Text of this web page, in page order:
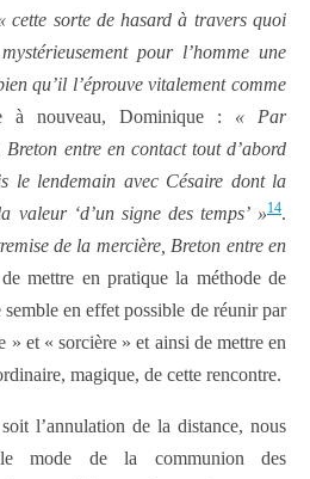
cette sorte de hasard à travers quoi
pour l’homme une
qu’il l’éprouve vitalement comme
nouveau, Dominique : « Par
Breton entre en contact tout d’abord
lendemain avec Césaire dont la
valeur ‘d’un signe des temps’ »14.
de la mercière, Breton entre en
mettre en pratique la méthode de
en effet possible de réunir par
» et « sorcière » et ainsi de mettre en
magique, de cette rencontre.
l’annulation de la distance, nous
mode de la communion des